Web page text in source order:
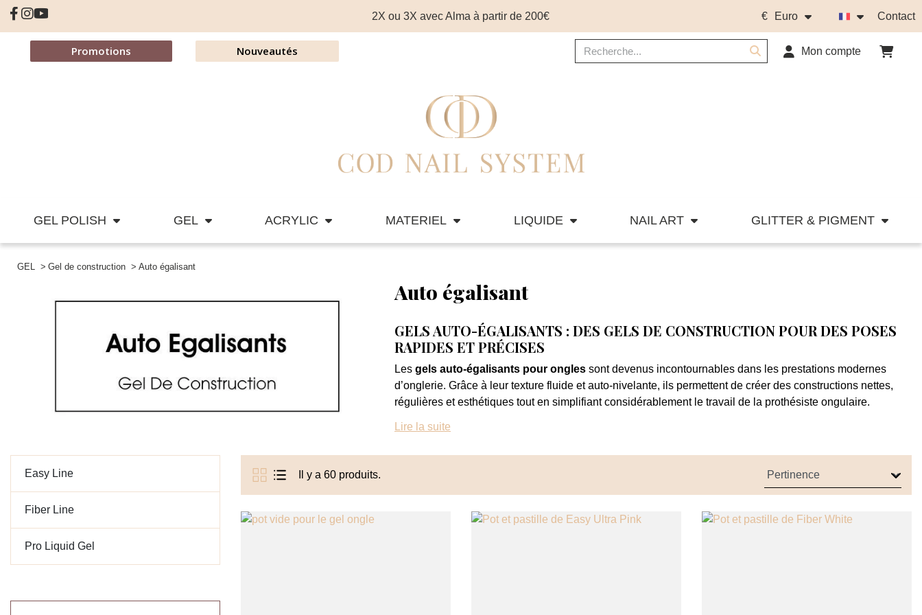
2X ou 3X avec Alma à partir de 200€ € Euro Contact
Promotions Nouveautés Mon compte
GEL POLISH GEL ACRYLIC MATERIEL LIQUIDE NAIL ART GLITTER & PIGMENT
GEL Gel de construction Auto égalisant
Auto égalisant
GELS AUTO-ÉGALISANTS : DES GELS DE CONSTRUCTION POUR DES POSES
RAPIDES ET PRÉCISES
Les gels auto-égalisants pour ongles sont devenus incontournables dans les prestations modernes
d’onglerie. Grâce à leur texture fluide et auto-nivelante, ils permettent de créer des constructions nettes,
régulières et esthétiques tout en simplifiant considérablement le travail de la prothésiste ongulaire.
Legel auto égalisant ongle
Adaptés aussi bien aux professionnelles expérimentées qu’aux techniciennes en formation, lesgels de
Lire la suite
Easy Line
Fiber Line
Pro Liquid Gel
Il y a 60 produits.